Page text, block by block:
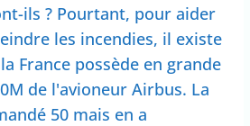
ils ? Pourtant, pour aider
les incendies, il existe
France possède en grande
de l'avioneur Airbus. La
50 mais en a